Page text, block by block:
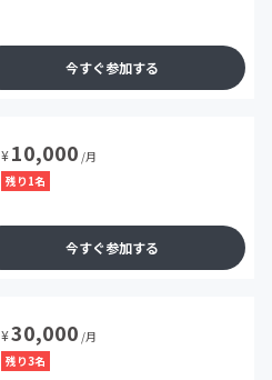
今すぐ参加する
¥10,000 /月
残り1名
今すぐ参加する
¥30,000 /月
残り3名